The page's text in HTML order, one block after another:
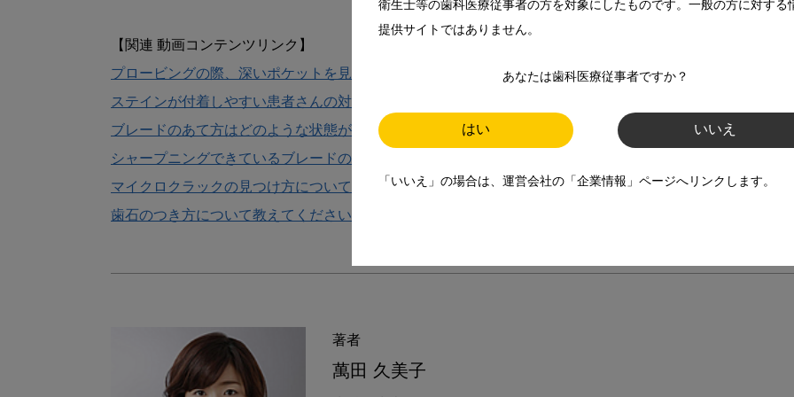
衛生士等の歯科医療従事者の方を対象にしたものです。一般の方に対する
提供サイトではありません。
あなたは歯科医療従事者ですか？
はい いいえ
「いいえ」の場合は、運営会社の「企業情報」ページへリンクします。
プロービングの際、深いポケットを見落とさないためのポイントについて教えてください
ステインが付着しやすい患者さんの対応について教えてください
ブレードのあて方はどのような状態が適切か教えてください
シャープニングできているブレードのエッジの状態について教えてください
マイクロクラックの見つけ方について教えてください
歯石のつき方について教えてください「マイクロスコープで見てみた！！」
著者
萬田 久美子